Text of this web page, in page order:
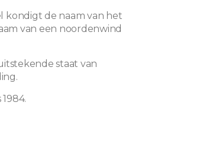
kondigt de naam van het
van een noordenwind
staat van